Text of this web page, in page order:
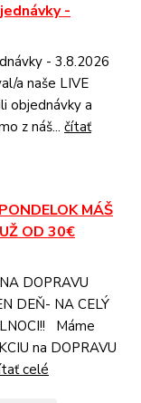
-
- 3.8.2026
a naše LIVE
objednávky a
z náš... čítať
MÁŠ
OD 30€
DOPRAVU
DEŇ- NA CELÝ
Máme
na DOPRAVU
celé